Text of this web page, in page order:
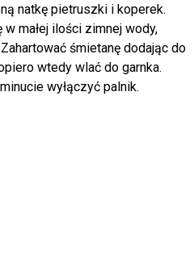
natkę pietruszki i koperek.
małej ilości zimnej wody,
śmietanę dodając do
wtedy wlać do garnka.
wyłączyć palnik.